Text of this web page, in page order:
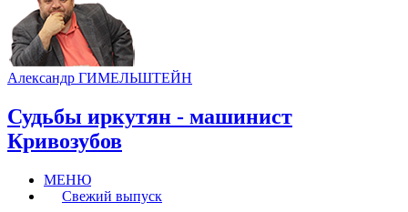
Александр ГИМЕЛЬШТЕЙН
Судьбы иркутян - машинист
Кривозубов
МЕНЮ
Свежий выпуск